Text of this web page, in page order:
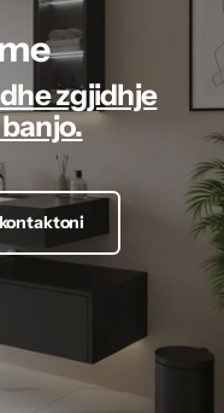
zgjidhje